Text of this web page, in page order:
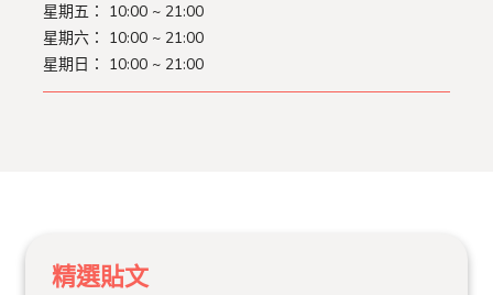
星期五： 10:00 ~ 21:00
星期六： 10:00 ~ 21:00
星期日： 10:00 ~ 21:00
精選貼文